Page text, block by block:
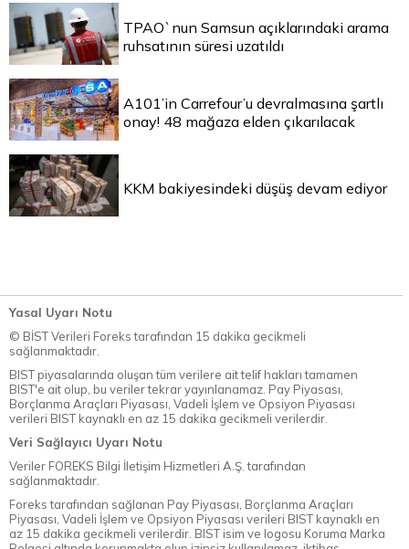
TPAO`nun Samsun açıklarındaki arama
ruhsatının süresi uzatıldı
A101’in Carrefour’u devralmasına şartlı
onay! 48 mağaza elden çıkarılacak
KKM bakiyesindeki düşüş devam ediyor
Yasal Uyarı Notu
© BİST Verileri Foreks tarafından 15 dakika gecikmeli
sağlanmaktadır.
BIST piyasalarında oluşan tüm verilere ait telif hakları tamamen
BIST'e ait olup, bu veriler tekrar yayınlanamaz. Pay Piyasası,
Borçlanma Araçları Piyasası, Vadeli İşlem ve Opsiyon Piyasası
verileri BIST kaynaklı en az 15 dakika gecikmeli verilerdir.
Veri Sağlayıcı Uyarı Notu
Veriler FOREKS Bilgi İletişim Hizmetleri A.Ş. tarafından
sağlanmaktadır.
Foreks tarafından sağlanan Pay Piyasası, Borçlanma Araçları
Piyasası, Vadeli İşlem ve Opsiyon Piyasası verileri BIST kaynaklı en
az 15 dakika gecikmeli verilerdir. BIST isim ve logosu Koruma Marka